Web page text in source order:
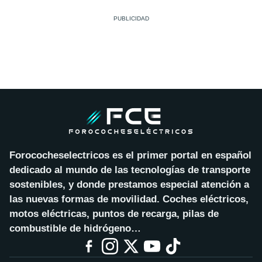
Forococheselectricos es el primer portal en español
dedicado al mundo de las tecnologías de transporte
sostenibles, y donde prestamos especial atención a
las nuevas formas de movilidad. Coches eléctricos,
motos eléctricas, puntos de recarga, pilas de
combustible de hidrógeno…